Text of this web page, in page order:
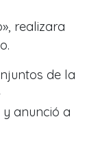
realizara
de la
y anunció a